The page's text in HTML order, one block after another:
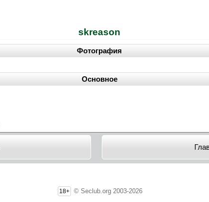
skreason
Фотография
Основное
18+ © Seclub.org 2003-2026